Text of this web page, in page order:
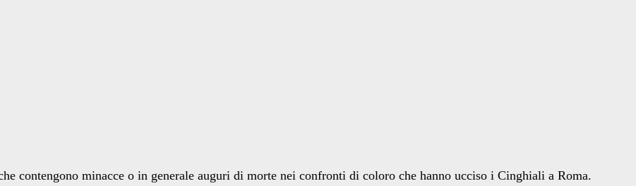
contengono minacce o in generale auguri di morte nei confronti di coloro che hanno ucciso i Cinghiali a Roma.